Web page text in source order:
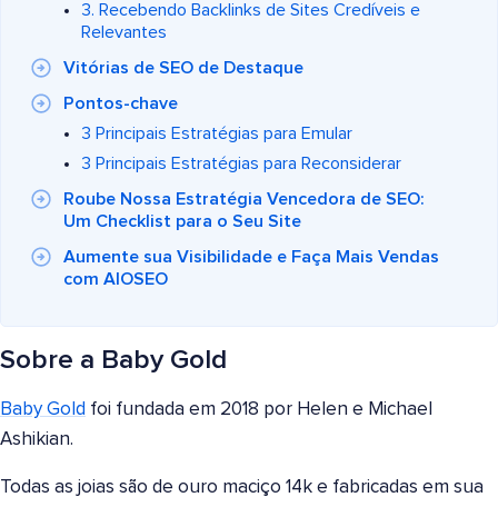
3. Recebendo Backlinks de Sites Credíveis e
Relevantes
Vitórias de SEO de Destaque
Pontos-chave
3 Principais Estratégias para Emular
3 Principais Estratégias para Reconsiderar
Roube Nossa Estratégia Vencedora de SEO:
Um Checklist para o Seu Site
Aumente sua Visibilidade e Faça Mais Vendas
com AIOSEO
Sobre a Baby Gold
Baby Gold foi fundada em 2018 por Helen e Michael
Ashikian.
Todas as joias são de ouro maciço 14k e fabricadas em sua